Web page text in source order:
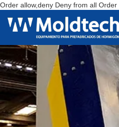
Order allow,deny Deny from all Order